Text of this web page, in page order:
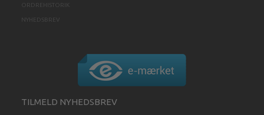
ORDREHISTORIK
NYHEDSBREV
TILMELD NYHEDSBREV